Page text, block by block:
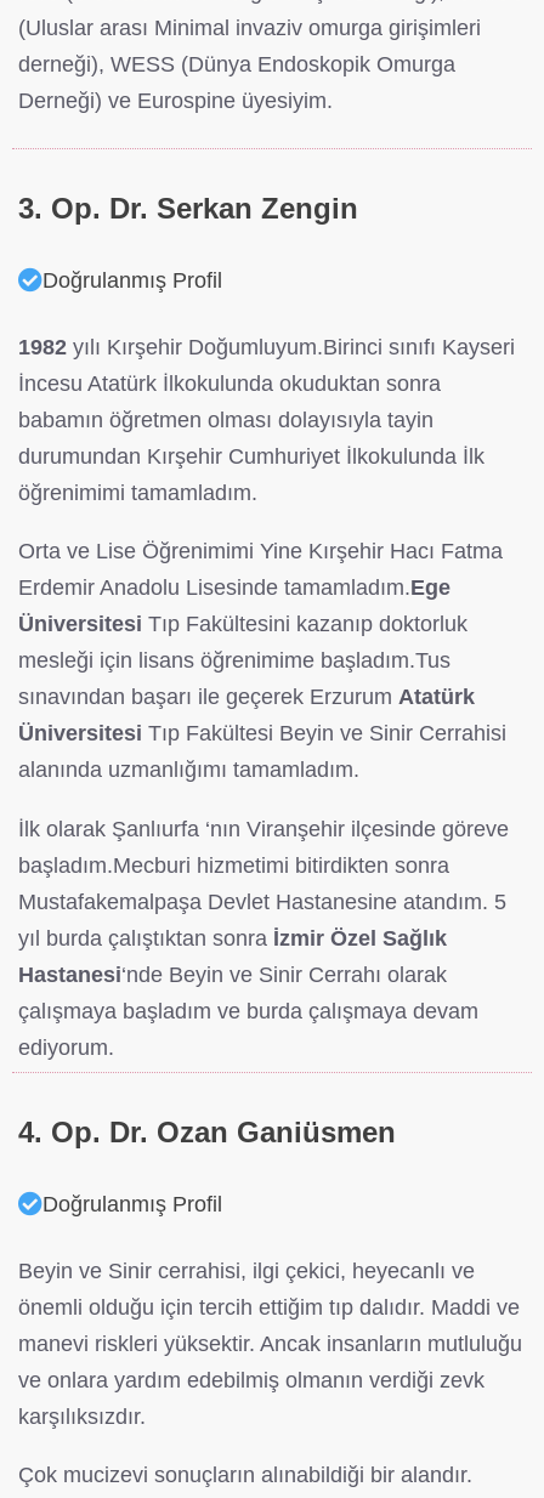
(Uluslar arası Minimal invaziv omurga girişimleri
derneği), WESS (Dünya Endoskopik Omurga
Derneği) ve Eurospine üyesiyim.
3. Op. Dr. Serkan Zengin
Doğrulanmış Profil
1982 yılı Kırşehir Doğumluyum.Birinci sınıfı Kayseri
İncesu Atatürk İlkokulunda okuduktan sonra
babamın öğretmen olması dolayısıyla tayin
durumundan Kırşehir Cumhuriyet İlkokulunda İlk
öğrenimimi tamamladım.
Orta ve Lise Öğrenimimi Yine Kırşehir Hacı Fatma
Erdemir Anadolu Lisesinde tamamladım.Ege
Üniversitesi Tıp Fakültesini kazanıp doktorluk
mesleği için lisans öğrenimime başladım.Tus
sınavından başarı ile geçerek Erzurum Atatürk
Üniversitesi Tıp Fakültesi Beyin ve Sinir Cerrahisi
alanında uzmanlığımı tamamladım.
İlk olarak Şanlıurfa ‘nın Viranşehir ilçesinde göreve
başladım.Mecburi hizmetimi bitirdikten sonra
Mustafakemalpaşa Devlet Hastanesine atandım. 5
yıl burda çalıştıktan sonra İzmir Özel Sağlık
Hastanesi‘nde Beyin ve Sinir Cerrahı olarak
çalışmaya başladım ve burda çalışmaya devam
ediyorum.
4. Op. Dr. Ozan Ganiüsmen
Doğrulanmış Profil
Beyin ve Sinir cerrahisi, ilgi çekici, heyecanlı ve
önemli olduğu için tercih ettiğim tıp dalıdır. Maddi ve
manevi riskleri yüksektir. Ancak insanların mutluluğu
ve onlara yardım edebilmiş olmanın verdiği zevk
karşılıksızdır.
Çok mucizevi sonuçların alınabildiği bir alandır.